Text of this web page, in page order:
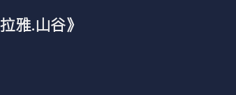
雅.山谷》